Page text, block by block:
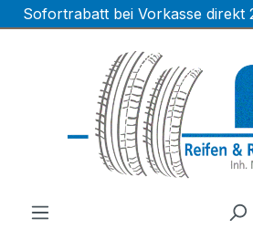
Zum Hauptinhalt springen
Sofortrabatt bei Vorkasse direkt